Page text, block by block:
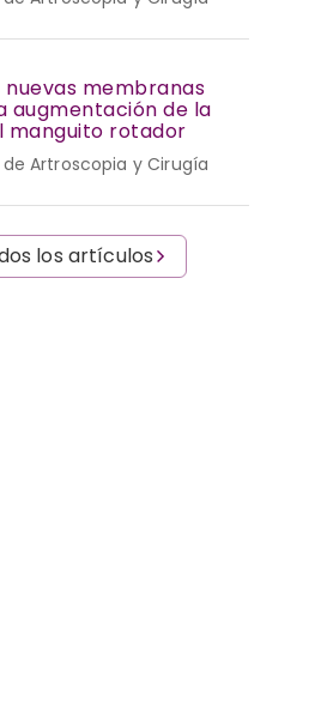
nuevas membranas
augmentación de la
manguito rotador
Artroscopia y Cirugía
los artículos